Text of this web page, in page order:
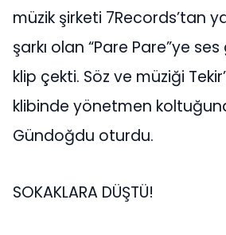
müzik şirketi 7Records’tan
şarkı olan “Pare Pare”ye
klip çekti. Söz ve müziği
klibinde yönetmen
Gündoğdu oturdu.
SOKAKLARA DÜŞTÜ!